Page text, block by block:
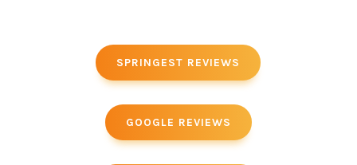
SPRINGEST REVIEWS
GOOGLE REVIEWS